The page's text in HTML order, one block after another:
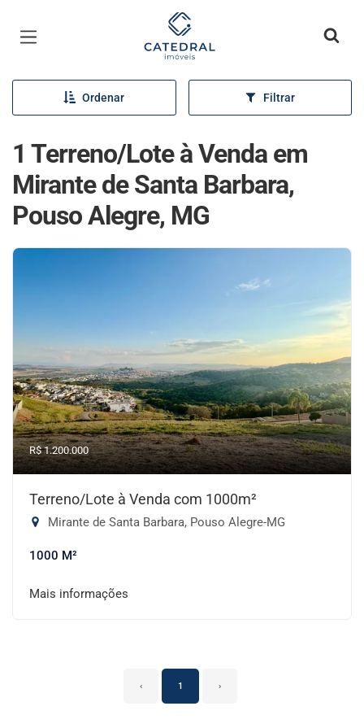
Página inicial
Ordenar Filtrar
1 Terreno/Lote à Venda em
Mirante de Santa Barbara,
Pouso Alegre, MG
R$ 1.200.000
Terreno/Lote à Venda com 1000m²
Mirante de Santa Barbara, Pouso Alegre-MG
1000 M²
Mais informações
‹ 1 ›